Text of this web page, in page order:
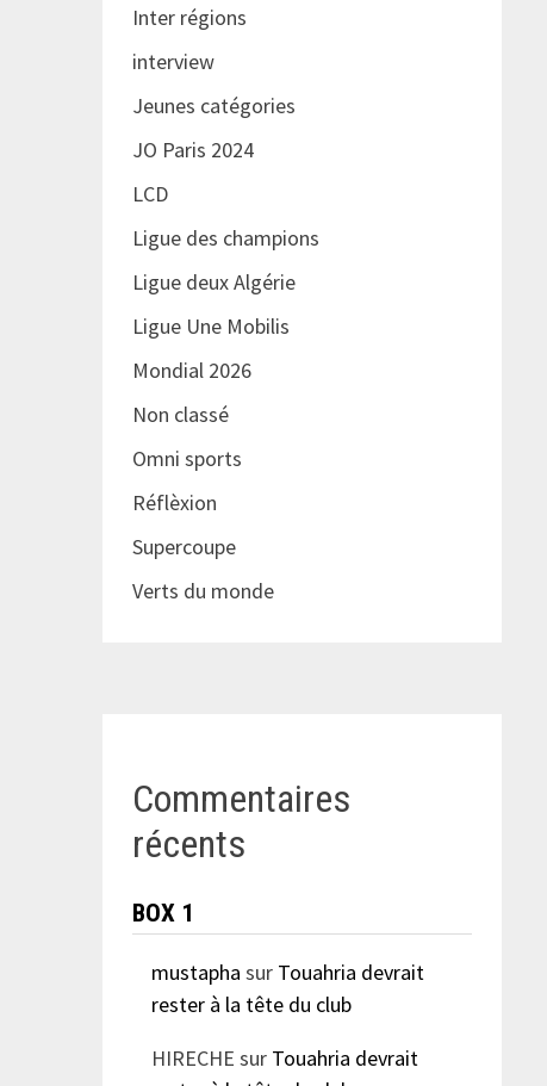
Inter régions
interview
Jeunes catégories
JO Paris 2024
LCD
Ligue des champions
Ligue deux Algérie
Ligue Une Mobilis
Mondial 2026
Non classé
Omni sports
Réflèxion
Supercoupe
Verts du monde
Commentaires
récents
BOX 1
mustapha sur Touahria devrait
rester à la tête du club
HIRECHE sur Touahria devrait